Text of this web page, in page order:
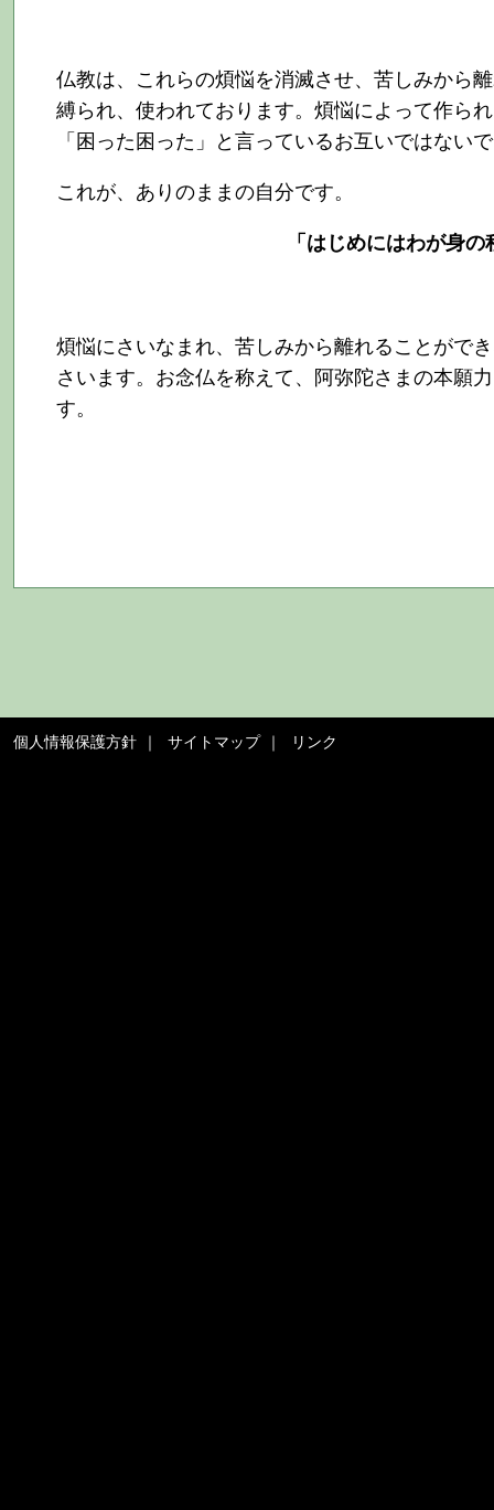
仏教は、これらの煩悩を消滅させ、苦しみから
縛られ、使われております。煩悩によって作ら
「困った困った」と言っているお互いではない
これが、ありのままの自分です。
「はじめにはわが身
煩悩にさいなまれ、苦しみから離れることがで
さいます。お念仏を称えて、阿弥陀さまの本願
す。
個人情報保護方針 サイトマップ リンク